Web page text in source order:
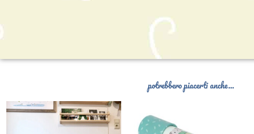
potrebbero piacerti anche...